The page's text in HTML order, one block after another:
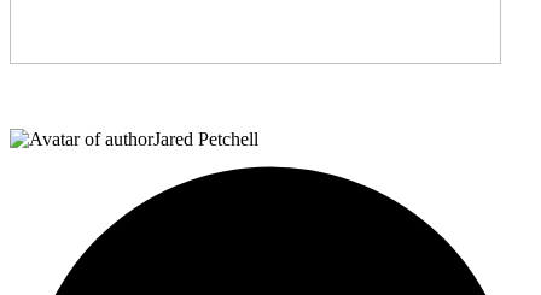
Jared Petchell